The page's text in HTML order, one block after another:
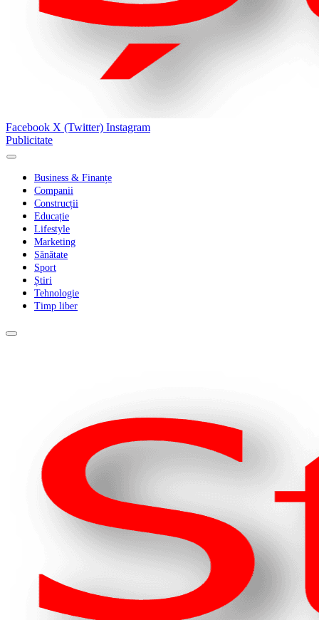
Facebook X (Twitter) Instagram
Publicitate
Business & Finanțe
Companii
Construcții
Educație
Lifestyle
Marketing
Sănătate
Sport
Știri
Tehnologie
Timp liber